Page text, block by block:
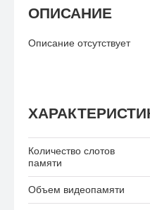
ОПИСАНИЕ
Описание отсутствует
Количество слотов
памяти
Объем видеопамяти